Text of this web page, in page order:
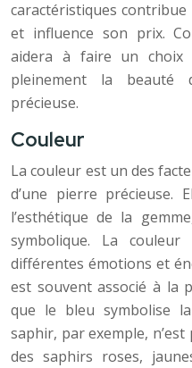
caractéristiques contribue
et influence son prix.
aidera à faire un choix
pleinement la beauté
précieuse.
Couleur
La couleur est un des
d’une pierre précieuse.
l’esthétique de la
symbolique. La
différentes émotions et
est souvent associé à la
que le bleu symbolise
saphir, par exemple,
des saphirs roses,